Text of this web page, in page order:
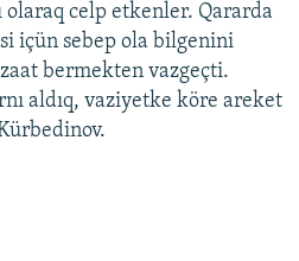
olaraq celp etkenler. Qararda
içün sebep ola bilgenini
bermekten vazgeçti.
aldıq, vaziyetke köre areket